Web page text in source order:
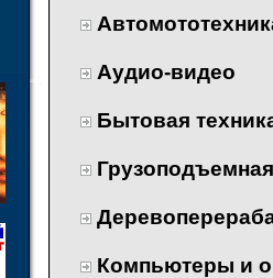
Аудио-видео
Бытовая
Компьютеры и